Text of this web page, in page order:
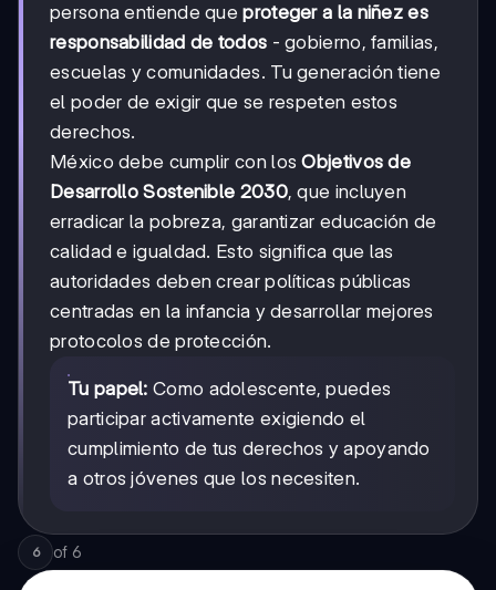
persona entiende queproteger a la niñez es
responsabilidad de todos - gobierno, familias,
escuelas y comunidades. Tu generación tiene
el poder de exigir que se respeten estos
derechos.
México debe cumplir con losObjetivos de
Desarrollo Sostenible 2030, que incluyen
erradicar la pobreza, garantizar educación de
calidad e igualdad. Esto significa que las
autoridades deben crear políticas públicas
centradas en la infancia y desarrollar mejores
protocolos de protección.
Tu papel: Como adolescente, puedes
participar activamente exigiendo el
cumplimiento de tus derechos y apoyando
a otros jóvenes que los necesiten.
6 of 6